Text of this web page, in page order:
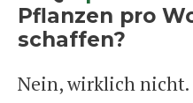
Pflanzen pro
schaffen?
Nein, wirklich nicht.